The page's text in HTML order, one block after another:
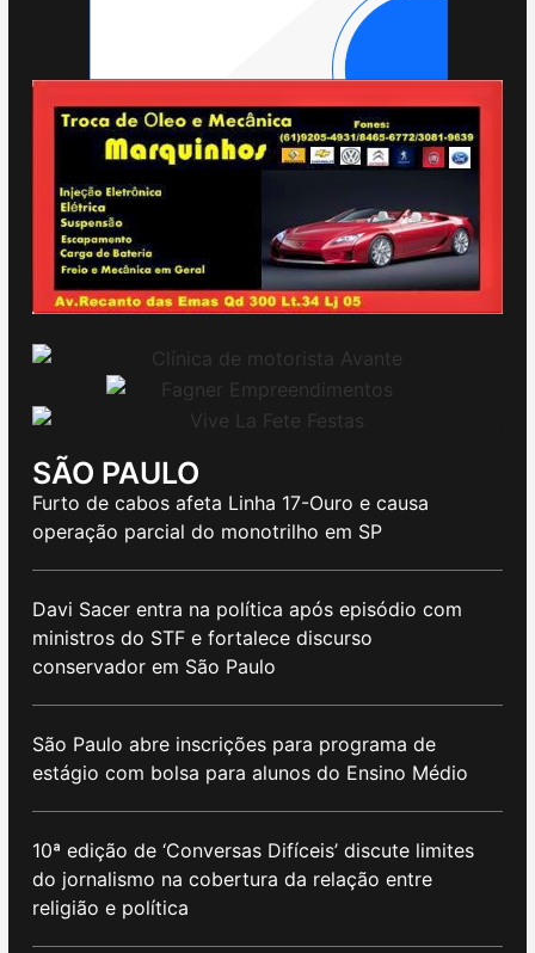
SÃO PAULO
Furto de cabos afeta Linha 17-Ouro e causa
operação parcial do monotrilho em SP
Davi Sacer entra na política após episódio com
ministros do STF e fortalece discurso
conservador em São Paulo
São Paulo abre inscrições para programa de
estágio com bolsa para alunos do Ensino Médio
10ª edição de ‘Conversas Difíceis’ discute limites
do jornalismo na cobertura da relação entre
religião e política